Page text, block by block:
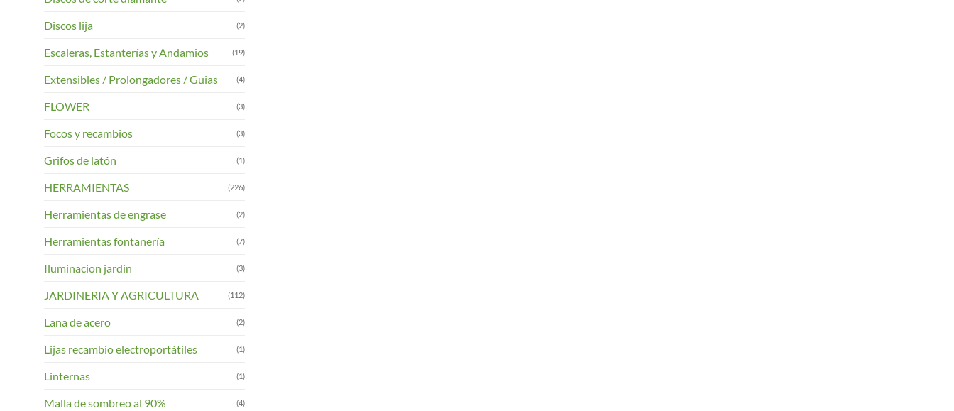
Discos lija (2)
Escaleras, Estanterías y Andamios (19)
Extensibles / Prolongadores / Guias (4)
FLOWER (3)
Focos y recambios (3)
Grifos de latón (1)
HERRAMIENTAS (226)
Herramientas de engrase (2)
Herramientas fontanería (7)
Iluminacion jardín (3)
JARDINERIA Y AGRICULTURA (112)
Lana de acero (2)
Lijas recambio electroportátiles (1)
Linternas (1)
Malla de sombreo al 90% (4)